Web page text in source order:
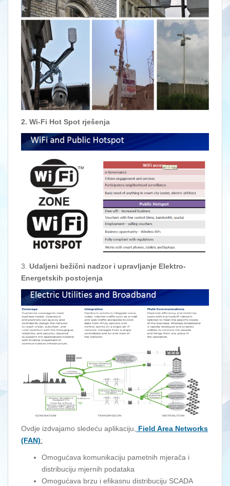
2. Wi-Fi Hot Spot rješenja
3. Udaljeni bežični nadzor i upravljanje Elektro-
Energetskih postojenja
Ovdje izdvajamo sledeću aplikaciju, Field Area Networks
(FAN):
Omogućava komunikaciju pametnih mjerača i
distribuciju mjernih podataka
Omogućava brzu i efikasnu distribuciju SCADA